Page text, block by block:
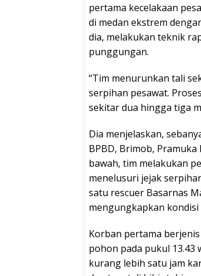
pertama kecelakaan
di medan ekstrem
dia, melakukan teknik
punggungan.
“Tim menurunkan tali
serpihan pesawat.
sekitar dua hingga tiga
Dia menjelaskan,
BPBD, Brimob,
bawah, tim melakukan
menelusuri jejak
satu rescuer Basarnas
mengungkapkan
Korban pertama
pohon pada pukul 13.43
kurang lebih satu jam